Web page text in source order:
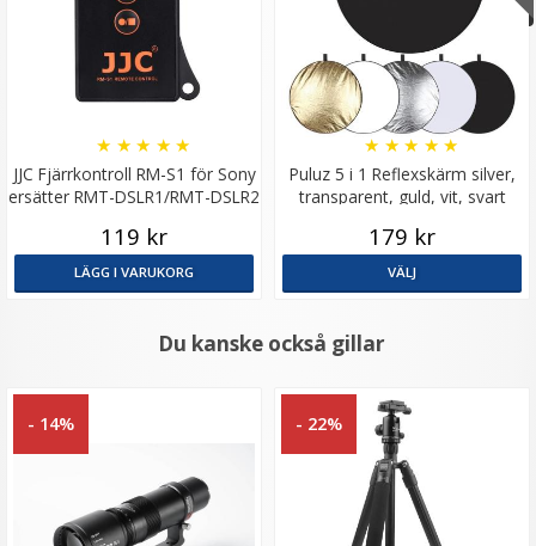
JJC Fjärrkontroll RM-S1 för Sony
ersätter RMT-DSLR1/RMT-DSLR2
★ ★ ★ ★ ★
119 kr
LÄGG I VARUKORG
Puluz 5 i 1 Reflexskärm silver,
transparent, guld, vit, svart
★ ★ ★ ★ ★
179 kr
VÄLJ
Du kanske också gillar
- 14% - 22%